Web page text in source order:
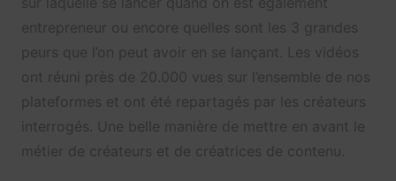
entrepreneur ou encore quelles sont les 3 grandes
peurs que l’on peut avoir en se lançant. Les vidéos
ont réuni près de 20.000 vues sur l’ensemble de nos
plateformes et ont été repartagés par les créateurs
interrogés. Une belle manière de mettre en avant le
métier de créateurs et de créatrices de contenu.